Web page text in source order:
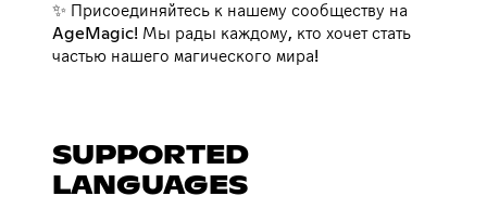
✨ Присоединяйтесь к нашему сообществу на
AgeMagic! Мы рады каждому, кто хочет стать
частью нашего магического мира!
SUPPORTED
LANGUAGES